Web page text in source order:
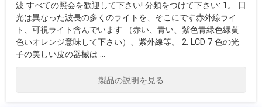
波 すべての照会を歓迎して下さい! 分類をつけて下さい: 1。 日
光は異なった波長の多くのライトを、そこにです赤外線ライ
ト、可視ライト含んでいます （赤い、青い、紫色青緑色緑黄
色いオレンジ意味して下さい）、紫外線等。 2. LCD 7 色の光
子の美しい皮の器械は ...
製品の説明を見る